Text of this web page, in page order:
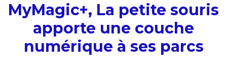
MyMagic+, La petite souris
apporte une couche
numérique à ses parcs